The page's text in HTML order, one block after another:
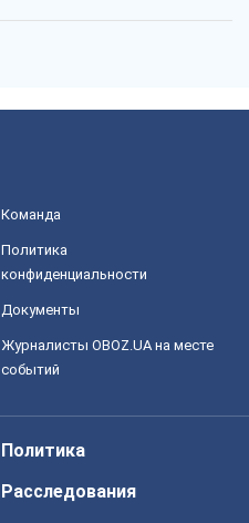
Команда
Политика
конфиденциальности
Документы
Журналисты OBOZ.UA на месте
событий
Политика
Расследования